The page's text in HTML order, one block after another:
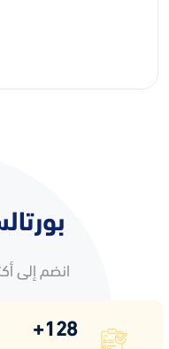
انضم إلى أكثر من 100
+128